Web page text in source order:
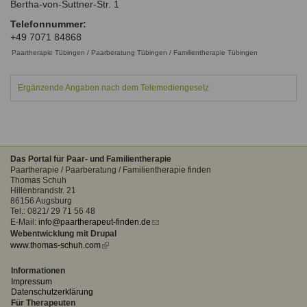
Qualitätssicherung
Qualität unserer Therapeuten
Familienthemen
Systemischer Ansatz
Ausbildungsinstitute
Fortbildungen
Information über Qualifikation
vergessen?
Anmelden
Links
Formular zur Registrierung
Bertha-von-Suttner-Str. 1
Telefonnummer:
+49 7071 84868
Paartherapie Tübingen / Paarberatung Tübingen / Familientherapie Tübingen
Ergänzende Angaben nach dem Telemediengesetz
Das Portal für Paar- und Familientherapie
Paartherapie / Paarberatung / Familientherapie finden
Thomas Schuh
Hillenbrandstr. 21
86156 Augsburg
Tel.: 0821/ 29 71 56 48
E-Mail: info@paartherapeut-finden.de (link
Webentwicklung mit Drupal
www.thomas-schuh.com(link
Informationen
Impressum
Datenschutzerklärung
Für Therapeuten